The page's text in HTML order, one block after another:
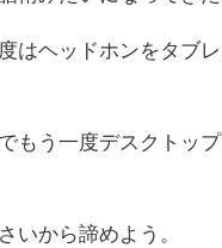
はヘッドホンをタブ
もう一度デスクトッ
いから諦めよう。